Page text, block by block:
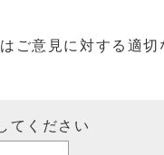
ご意見に対する適
てください